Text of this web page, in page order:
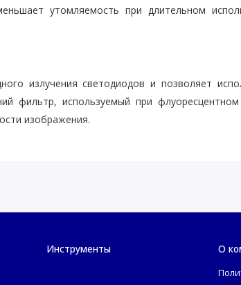
утомляемость при длительном
излучения светодиодов и позволяет
фильтр, используемый при
изображения.
Инструменты О